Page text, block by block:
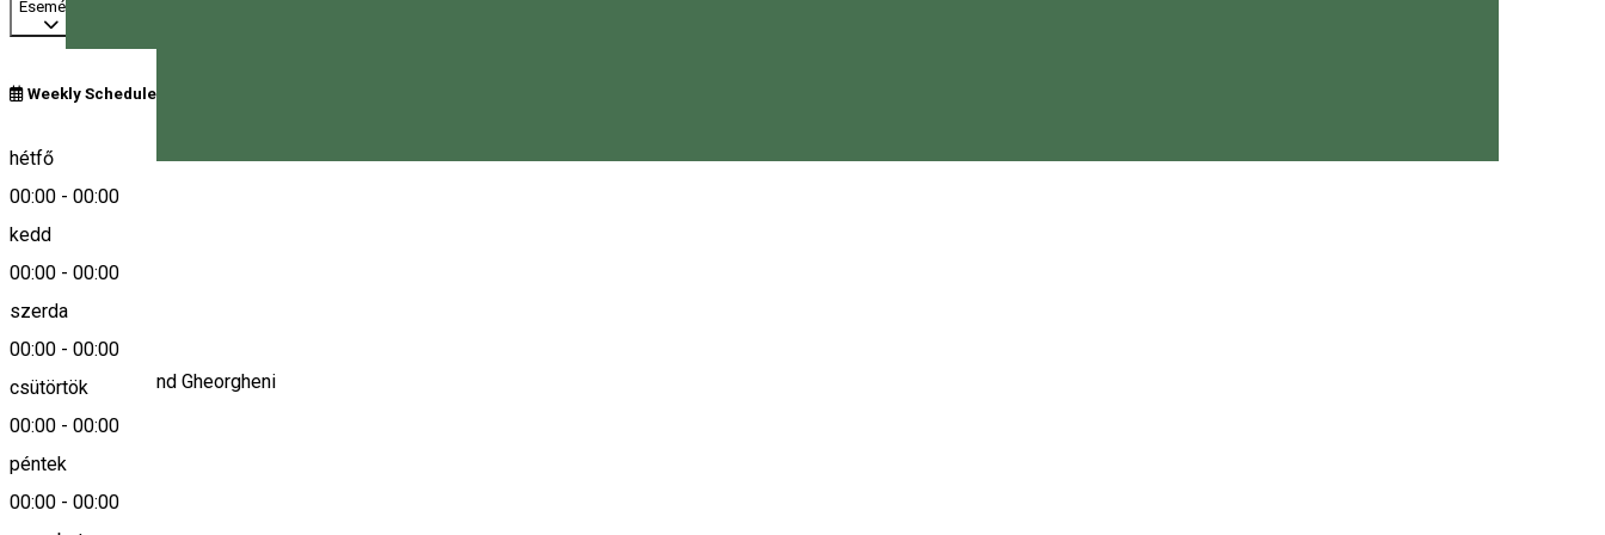
Esemény
Weekly Schedule
hétfő
00:00 - 00:00
kedd
00:00 - 00:00
szerda
00:00 - 00:00
csütörtök
00:00 - 00:00
péntek
00:00 - 00:00
Bulevardul Frăției, Gheorgheni, Romania
Keresd térképen
Leírás
BCR - ATM Kaufland Gheorgheni
Bank
BCR